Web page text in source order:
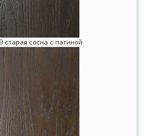
старая сосна с патиной